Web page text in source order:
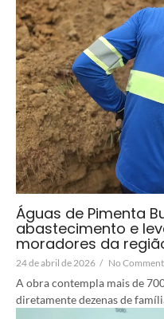
Águas de Pimenta
abastecimento e
moradores da
24 de abril de 2026 / No
A obra contempla mais de
diretamente dezenas de